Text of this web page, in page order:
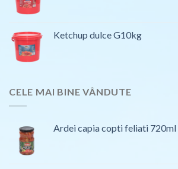
Ketchup dulce G10kg
CELE MAI BINE VÂNDUTE
Ardei capia copti feliati 720ml